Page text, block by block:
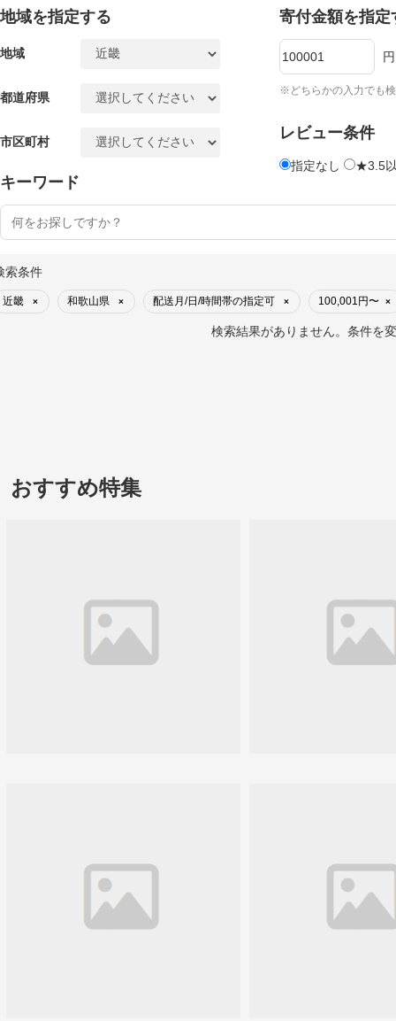
地域を指定する
地域
都道府県
市区町村
寄付金額を指定
※どちらかの入力でも
レビュー条件
指定なし ★3.5
キーワード
索条件
近畿 × 和歌山県 × 配送月/日/時間帯の指定可 × 100,001円〜 ×
検索結果がありません。条件を
おすすめ特集